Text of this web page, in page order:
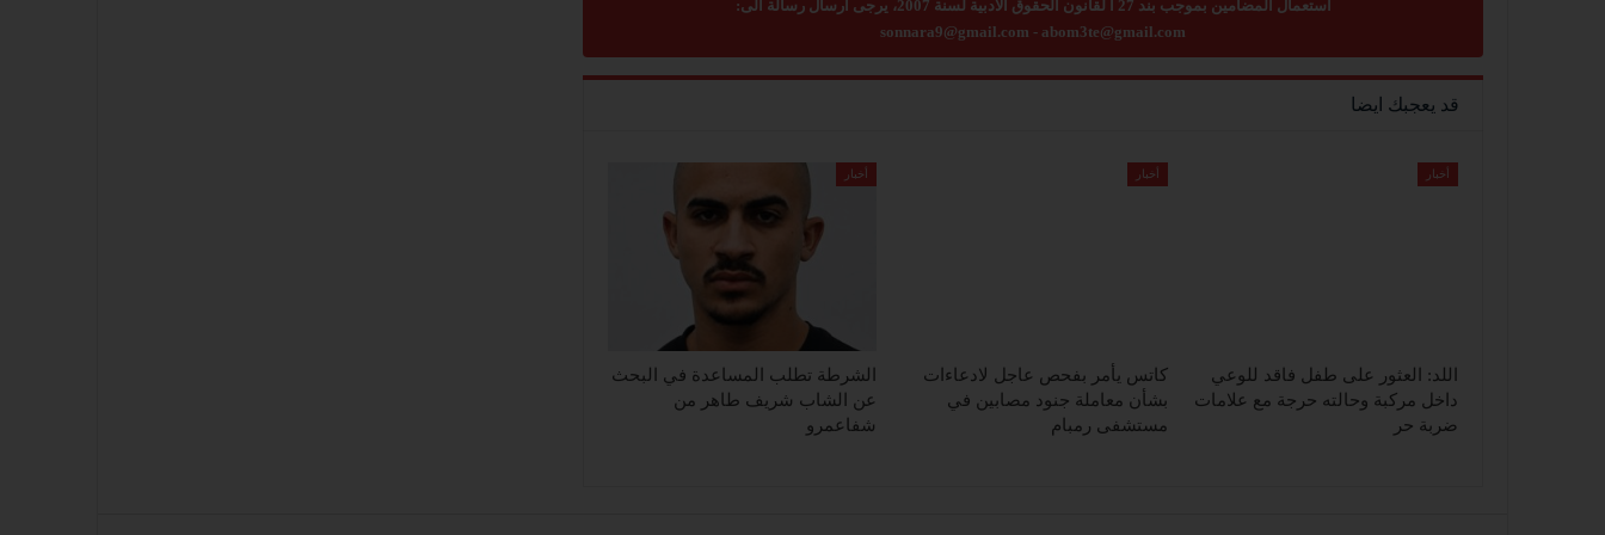
استعمال المضامين بموجب بند 27 أ لقانون الحقوق الأدبية لسنة 2007، يرجى ارسال رسالة الى:
sonnara9@gmail.com - abom3te@gmail.com
قد يعجبك ايضا
أخبار
اللد: العثور على طفل فاقد للوعي
داخل مركبة وحالته حرجة مع علامات
ضربة حر
أخبار
كاتس يأمر بفحص عاجل لادعاءات
بشأن معاملة جنود مصابين في
مستشفى رمبام
أخبار
الشرطة تطلب المساعدة في البحث
عن الشاب شريف طاهر من
شفاعمرو